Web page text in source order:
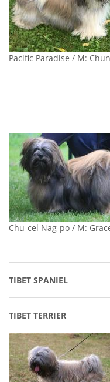
Pacific Paradise / M:
Chu-cel Nag-po / M:
TIBET SPANIEL
TIBET TERRIER